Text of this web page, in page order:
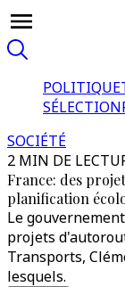
POLITIQUE
SÉLECTION
SOCIÉTÉ
2 MIN DE
France: des
planification
Le
projets
Transports,
lesquels.